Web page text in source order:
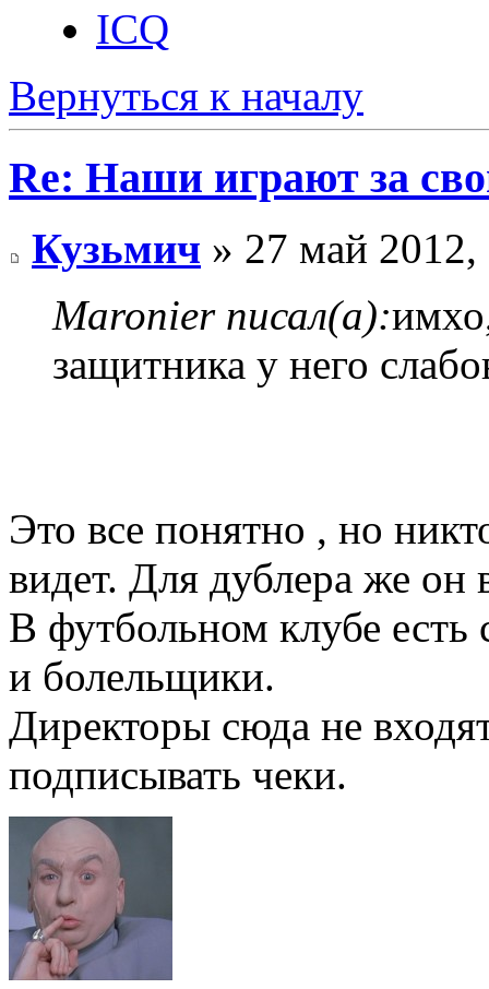
ICQ
Вернуться к началу
Re: Наши играют за
Кузьмич » 27 май 2012,
Maronier писал(а):
защитника у него
Это все понятно , но
видет. Для дублера же он
В футбольном клубе есть
и болельщики.
Директоры сюда не
подписывать чеки.